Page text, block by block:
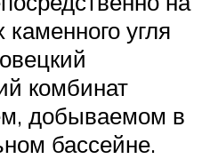
угля
комбинат
добываемом в
бассейне.